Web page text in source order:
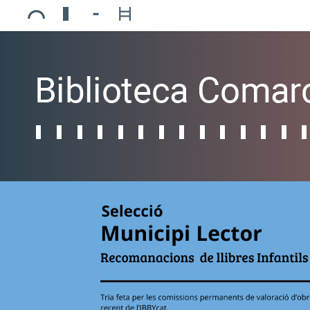
Ajuntament de Mollerussa
Biblioteca Comarcal Jaume Vila
Piscines de Mollerussa